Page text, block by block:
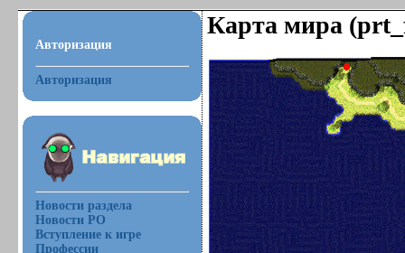
Авторизация
Авторизация
Новости раздела
Новости РО
Вступление к игре
Профессии
Карта мира